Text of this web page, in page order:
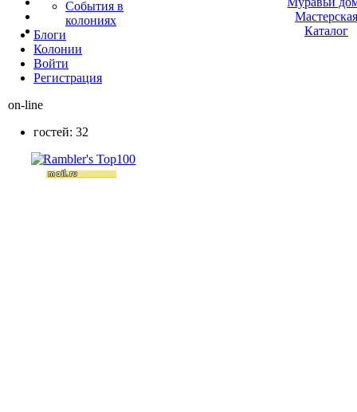
События в
колониях
Блоги
Колонии
Войти
Peгиcтpaция
on-line
гостей: 32
Мастерская
Каталог